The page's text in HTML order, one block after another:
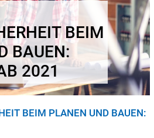
BEIM
BAUEN:
2021
BEIM PLANEN UND BAUEN: